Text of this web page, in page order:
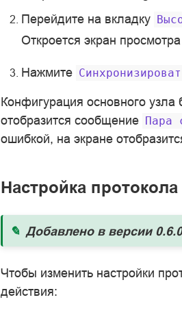
Перейдите на вкладку
Откроется экран
Нажмите
Конфигурация основного
отобразится сообщение Пара
ошибкой, на экране
Настройка
Добавлено в версии
Чтобы изменить настройки
действия: